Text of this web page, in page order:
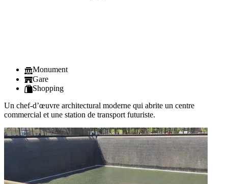
Monument
Gare
Shopping
Un chef-d’œuvre architectural moderne qui abrite un centre
commercial et une station de transport futuriste.